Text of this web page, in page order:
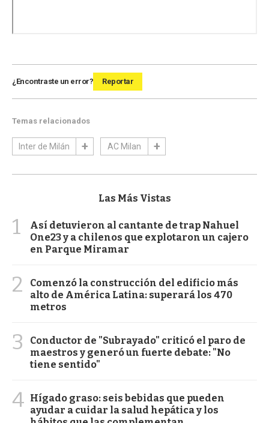
¿Encontraste un error? Reportar
Temas relacionados
Inter de Milán AC Milan
Las Más Vistas
1
Así detuvieron al cantante de trap Nahuel
One23 y a chilenos que explotaron un cajero
en Parque Miramar
2
Comenzó la construcción del edificio más
alto de América Latina: superará los 470
metros
3
Conductor de "Subrayado" criticó el paro de
maestros y generó un fuerte debate: "No
tiene sentido"
4 Hígado graso: seis bebidas que pueden
ayudar a cuidar la salud hepática y los